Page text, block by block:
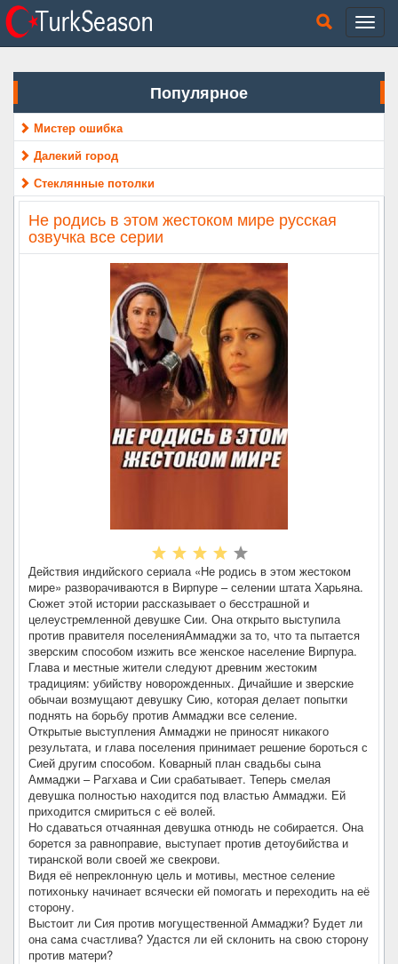
Популярное
Мистер ошибка
Далекий город
Стеклянные потолки
Не родись в этом жестоком мире русская
озвучка все серии
Действия индийского сериала «Не родись в этом жестоком
мире» разворачиваются в Вирпуре – селении штата Харьяна.
Сюжет этой истории рассказывает о бесстрашной и
целеустремленной девушке Сии. Она открыто выступила
против правителя поселенияАммаджи за то, что та пытается
зверским способом изжить все женское население Вирпура.
Глава и местные жители следуют древним жестоким
традициям: убийству новорожденных. Дичайшие и зверские
обычаи возмущают девушку Сию, которая делает попытки
поднять на борьбу против Аммаджи все селение.
Открытые выступления Аммаджи не приносят никакого
результата, и глава поселения принимает решение бороться с
Сией другим способом. Коварный план свадьбы сына
Аммаджи – Рагхава и Сии срабатывает. Теперь смелая
девушка полностью находится под властью Аммаджи. Ей
приходится смириться с её волей.
Но сдаваться отчаянная девушка отнюдь не собирается. Она
борется за равноправие, выступает против детоубийства и
тиранской воли своей же свекрови.
Видя её непреклонную цель и мотивы, местное селение
потихоньку начинает всячески ей помогать и переходить на её
сторону.
Выстоит ли Сия против могущественной Аммаджи? Будет ли
она сама счастлива? Удастся ли ей склонить на свою сторону
против матери?